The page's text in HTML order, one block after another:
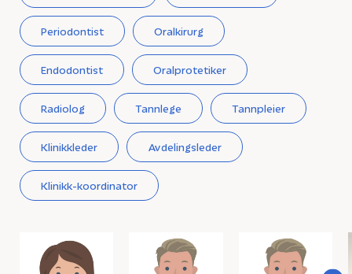
Periodontist Oralkirurg
Endodontist Oralprotetiker
Radiolog Tannlege Tannpleier
Klinikkleder Avdelingsleder
Klinikk-koordinator